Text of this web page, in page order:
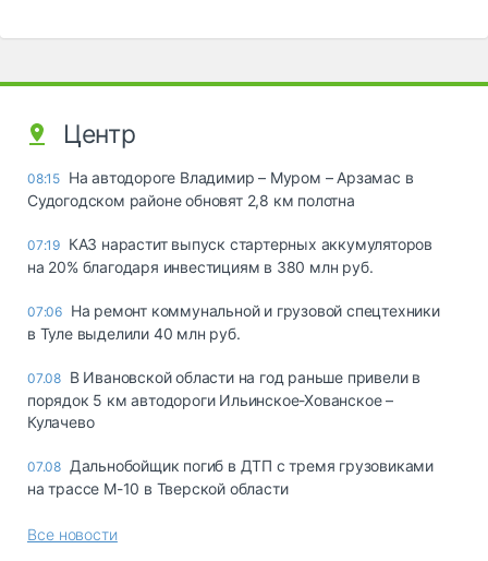
Центр
08:15 На автодороге Владимир – Муром – Арзамас в
Судогодском районе обновят 2,8 км полотна
07:19 КАЗ нарастит выпуск стартерных аккумуляторов
на 20% благодаря инвестициям в 380 млн руб.
07:06 На ремонт коммунальной и грузовой спецтехники
в Туле выделили 40 млн руб.
07.08 В Ивановской области на год раньше привели в
порядок 5 км автодороги Ильинское-Хованское –
Кулачево
07.08 Дальнобойщик погиб в ДТП с тремя грузовиками
на трассе М-10 в Тверской области
Все новости